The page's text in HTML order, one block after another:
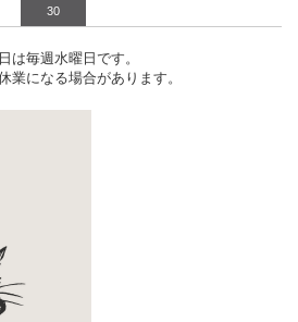
30
は毎週水曜日です。
業になる場合があります。